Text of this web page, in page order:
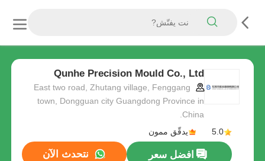
Qunhe Precision Mould Co., Ltd
East two road, Zhutang village, Fenggang
town, Dongguan city Guangdong Province in
China.
5.0
يدقّق ممون
افضل سعر نتحدث الآن